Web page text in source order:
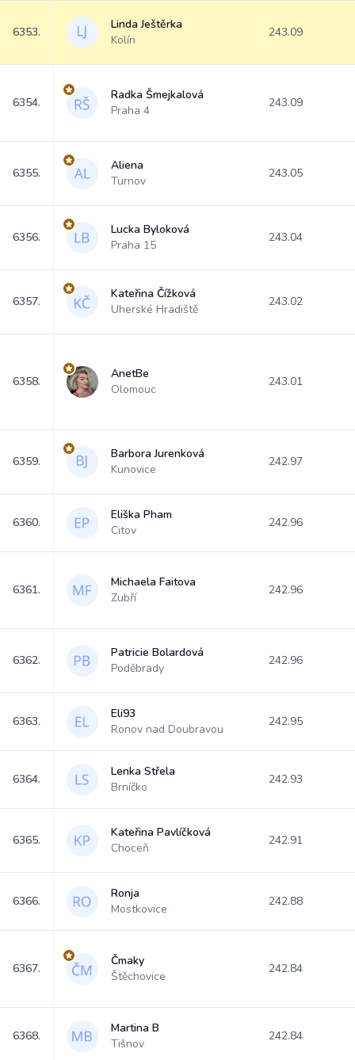
6353.
Linda Ještěrka
Kolín
243.09
6354.
Radka Šmejkalová
Praha 4
243.09
6355.
Aliena
Turnov
243.05
6356.
Lucka Byloková
Praha 15
243.04
6357.
Kateřina Čížková
Uherské Hradiště
243.02
6358.
AnetBe
Olomouc
243.01
6359.
Barbora Jurenková
Kunovice
242.97
6360.
Eliška Pham
Citov
242.96
6361.
Michaela Faitova
Zubří
242.96
6362.
Patricie Bolardová
Poděbrady
242.96
6363.
Eli93
Ronov nad Doubravou
242.95
6364.
Lenka Střela
Brníčko
242.93
6365.
Kateřina Pavlíčková
Choceň
242.91
6366.
Ronja
Mostkovice
242.88
6367.
Čmaky
Štěchovice
242.84
6368.
Martina B
Tišnov
242.84